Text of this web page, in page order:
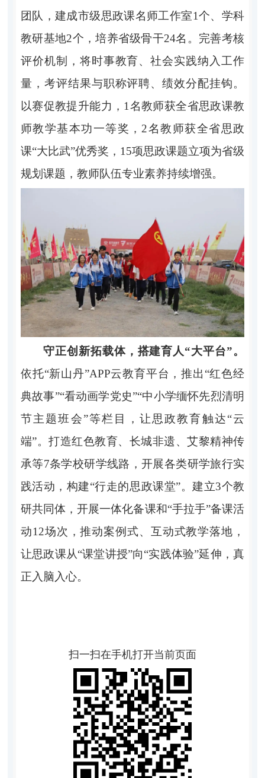
团队，建成市级思政课名师工作室1个、学科
教研基地2个，培养省级骨干24名。完善考核
评价机制，将时事教育、社会实践纳入工作
量，考评结果与职称评聘、绩效分配挂钩。
以赛促教提升能力，1名教师获全省思政课教
师教学基本功一等奖，2名教师获全省思政
课“大比武”优秀奖，15项思政课题立项为省级
规划课题，教师队伍专业素养持续增强。
守正创新拓载体，搭建育人“大平台”。
依托“新山丹”APP云教育平台，推出“红色经
典故事”“看动画学党史”“中小学缅怀先烈清明
节主题班会”等栏目，让思政教育触达“云
端”。打造红色教育、长城非遗、艾黎精神传
承等7条学校研学线路，开展各类研学旅行实
践活动，构建“行走的思政课堂”。建立3个教
研共同体，开展一体化备课和“手拉手”备课活
动12场次，推动案例式、互动式教学落地，
让思政课从“课堂讲授”向“实践体验”延伸，真
正入脑入心。
扫一扫在手机打开当前页面